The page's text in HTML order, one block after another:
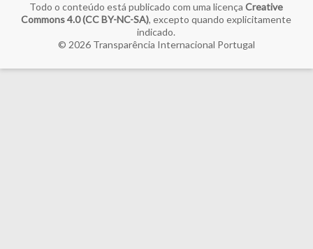
Todo o conteúdo está publicado com uma licençaCreative
Commons 4.0 (CC BY-NC-SA), excepto quando explicitamente
indicado.
© 2026 Transparência Internacional Portugal